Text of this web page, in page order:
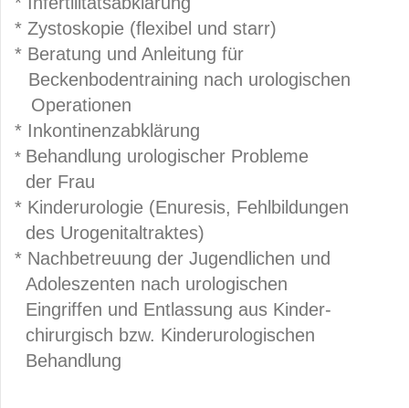
* Zystoskopie (flexibel und starr)
* Beratung und Anleitung für
Beckenbodentraining nach urologischen
Operationen
* Inkontinenzabklärung
* Behandlung urologischer Probleme
der Frau
* Kinderurologie (Enuresis, Fehlbildungen
des Urogenitaltraktes)
* Nachbetreuung der Jugendlichen und
Adoleszenten nach urologischen
Eingriffen und Entlassung aus Kinder-
chirurgisch bzw. Kinderurologischen
Behandlung